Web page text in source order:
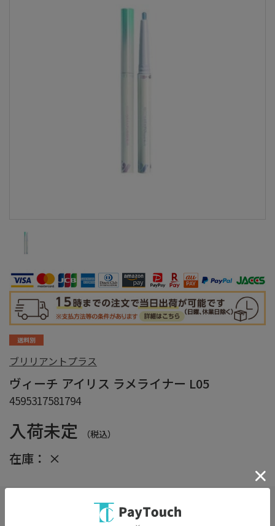
ブリリアントプラス
ヴィーチ アイリス ラメライナー L05
4595317581794
入荷未定 （税込）
在庫： ×
在庫がありません